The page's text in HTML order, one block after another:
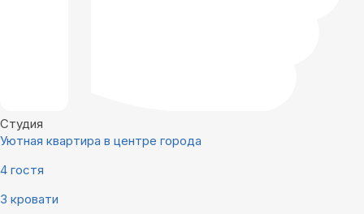
Студия
Уютная квартира в центре города
4 гостя
3 кровати